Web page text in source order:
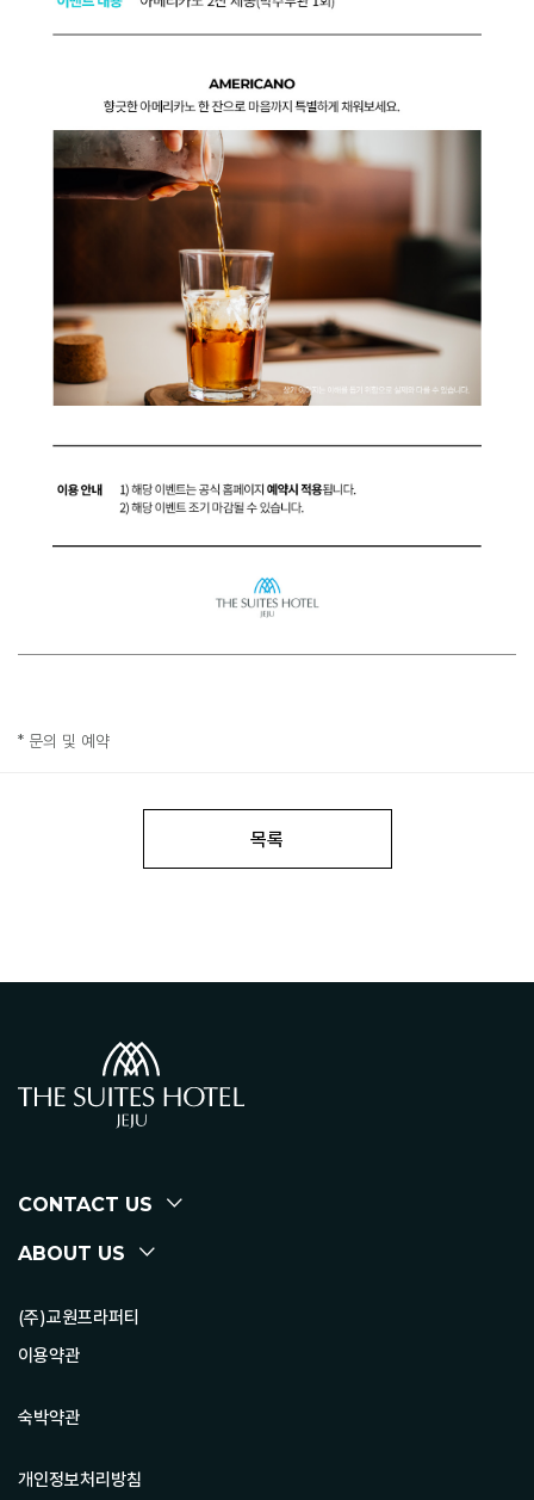
* 문의 및 예약
목록
CONTACT US
ABOUT US
(주)교원프라퍼티
이용약관
숙박약관
개인정보처리방침